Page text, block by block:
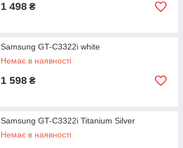
1 498 ₴
Samsung GT-C3322i white
Немає в наявності
1 598 ₴
Samsung GT-C3322i Titanium Silver
Немає в наявності